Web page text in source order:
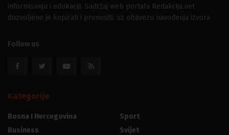
informisanju i edukaciji. Sadržaj web portala Redakcija.net
dozvoljeno je kopirati i prenositi, uz obavezu navođenja izvora
Follow us
Kategorije
Bosna I Hercegovina
Business
Sport
Svijet